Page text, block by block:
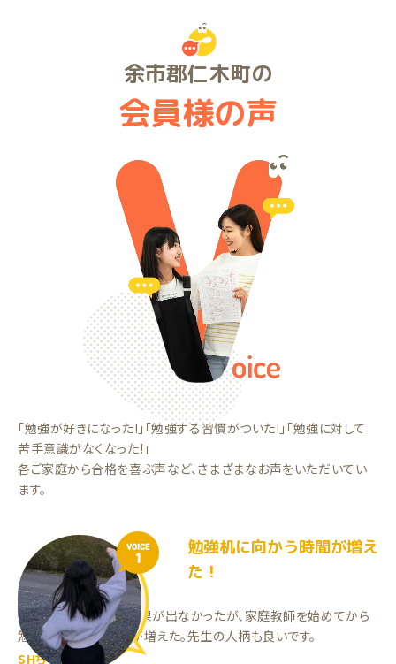
余市郡仁木町の
会員様の声
「勉強が好きになった!」「勉強する習慣がついた!」「勉強に対して
苦手意識がなくなった!」
各ご家庭から合格を喜ぶ声など、さまざまなお声をいただいてい
ます。
VOICE
1
勉強机に向かう時間が増え
た！
塾に通っていた頃は成果が出なかったが、家庭教師を始めてから
勉強机に向かう時間が増えた。先生の人柄も良いです。
SHちゃん（中3）